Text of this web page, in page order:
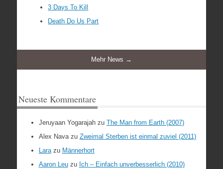
3 Days To Kill
Death Do Us Part
Mehr News →
Neueste Kommentare
Jeruyaan Yogarajahzu The Man from Earth (2007)
Alex Navazu Zweimal Sterben ist einmal zuviel (2011)
Larazu Männerhort
Aaron Leuzu Ich – Einfach unverbesserlich (2010)